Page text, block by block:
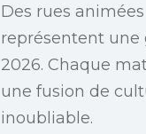
Des rues
représentent une
2026. Chaque
une fusion de
inoubliable.